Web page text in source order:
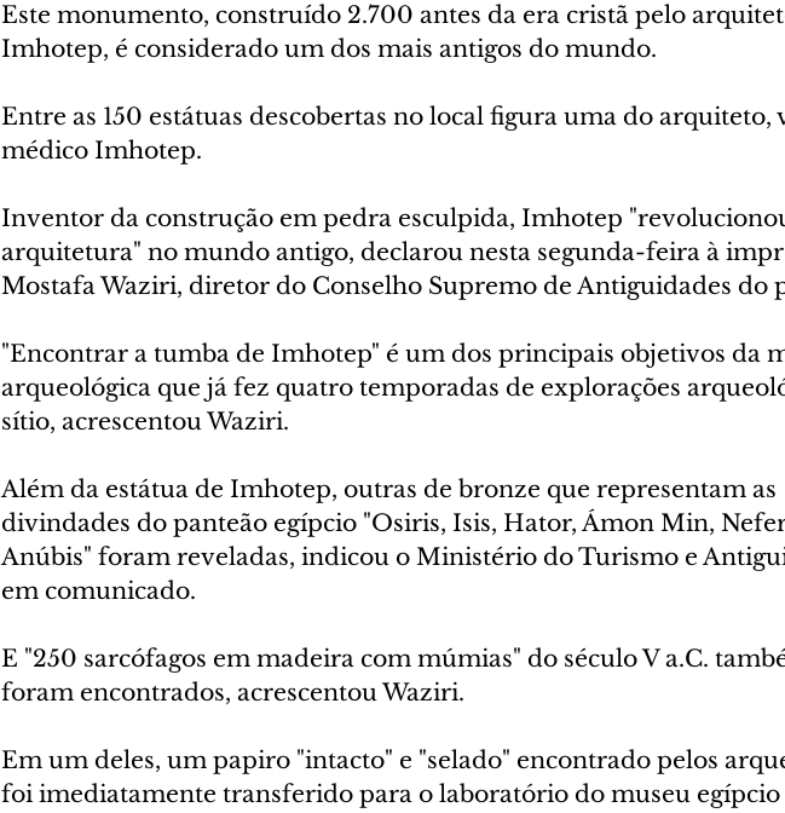
Este monumento, construído 2.700 antes da era cristã pelo
Imhotep, é considerado um dos mais antigos do mundo.
Entre as 150 estátuas descobertas no local figura uma do arquiteto,
médico Imhotep.
Inventor da construção em pedra esculpida, Imhotep
arquitetura" no mundo antigo, declarou nesta segunda-feira à
Mostafa Waziri, diretor do Conselho Supremo de Antiguidades do
"Encontrar a tumba de Imhotep" é um dos principais objetivos da
arqueológica que já fez quatro temporadas de explorações
sítio, acrescentou Waziri.
Além da estátua de Imhotep, outras de bronze que representam as
divindades do panteão egípcio "Osiris, Isis, Hator, Ámon Min,
Anúbis" foram reveladas, indicou o Ministério do Turismo e
em comunicado.
E "250 sarcófagos em madeira com múmias" do século V a.C.
foram encontrados, acrescentou Waziri.
Em um deles, um papiro "intacto" e "selado" encontrado pelos
foi imediatamente transferido para o laboratório do museu egípcio